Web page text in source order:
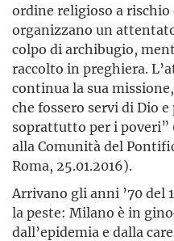
ordine religioso a
organizzano un
colpo di archibugio,
raccolto in preghiera.
continua la sua
che fossero servi di Dio
soprattutto per i poveri”
alla Comunità del
Roma, 25.01.2016).
Arrivano gli anni ’70 del
la peste: Milano è in
dall’epidemia e dalla